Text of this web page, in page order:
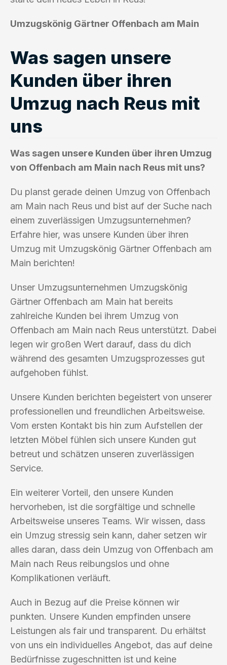
Umzugskönig Gärtner Offenbach am Main
Was sagen unsere
Kunden über ihren
Umzug nach Reus mit
uns
Was sagen unsere Kunden über ihren Umzug
von Offenbach am Main nach Reus mit uns?
Du planst gerade deinen Umzug von Offenbach
am Main nach Reus und bist auf der Suche nach
einem zuverlässigen Umzugsunternehmen?
Erfahre hier, was unsere Kunden über ihren
Umzug mit Umzugskönig Gärtner Offenbach am
Main berichten!
Unser Umzugsunternehmen Umzugskönig
Gärtner Offenbach am Main hat bereits
zahlreiche Kunden bei ihrem Umzug von
Offenbach am Main nach Reus unterstützt. Dabei
legen wir großen Wert darauf, dass du dich
während des gesamten Umzugsprozesses gut
aufgehoben fühlst.
Unsere Kunden berichten begeistert von unserer
professionellen und freundlichen Arbeitsweise.
Vom ersten Kontakt bis hin zum Aufstellen der
letzten Möbel fühlen sich unsere Kunden gut
betreut und schätzen unseren zuverlässigen
Service.
Ein weiterer Vorteil, den unsere Kunden
hervorheben, ist die sorgfältige und schnelle
Arbeitsweise unseres Teams. Wir wissen, dass
ein Umzug stressig sein kann, daher setzen wir
alles daran, dass dein Umzug von Offenbach am
Main nach Reus reibungslos und ohne
Komplikationen verläuft.
Auch in Bezug auf die Preise können wir
punkten. Unsere Kunden empfinden unsere
Leistungen als fair und transparent. Du erhältst
von uns ein individuelles Angebot, das auf deine
Bedürfnisse zugeschnitten ist und keine